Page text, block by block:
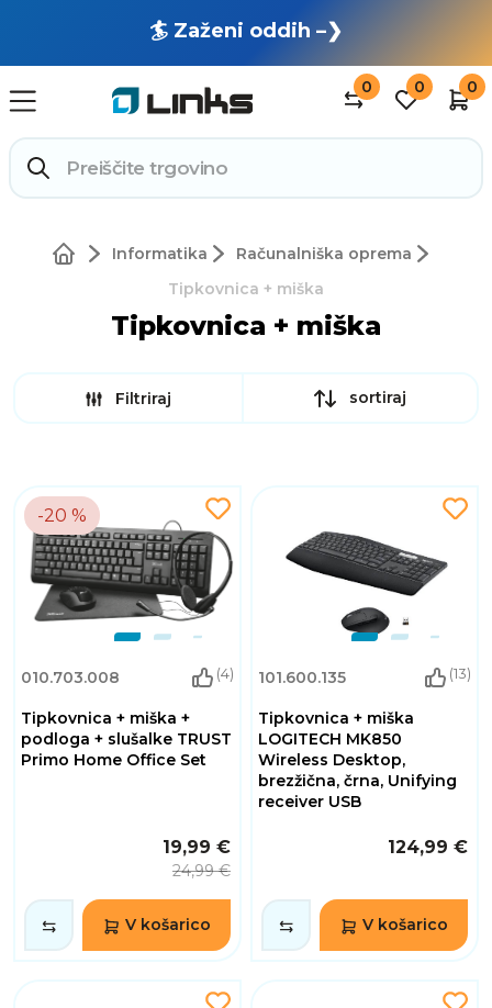
🏄 Zaženi oddih –❯
0 0 0
Informatika
Računalniška oprema
Tipkovnica + miška
Tipkovnica + miška
Filtriraj sortiraj
-20 %
010.703.008 (4)
Tipkovnica + miška +
podloga + slušalke TRUST
Primo Home Office Set
19,99 €
24,99 €
V košarico
101.600.135 (13)
Tipkovnica + miška
LOGITECH MK850
Wireless Desktop,
brezžična, črna, Unifying
receiver USB
124,99 €
V košarico